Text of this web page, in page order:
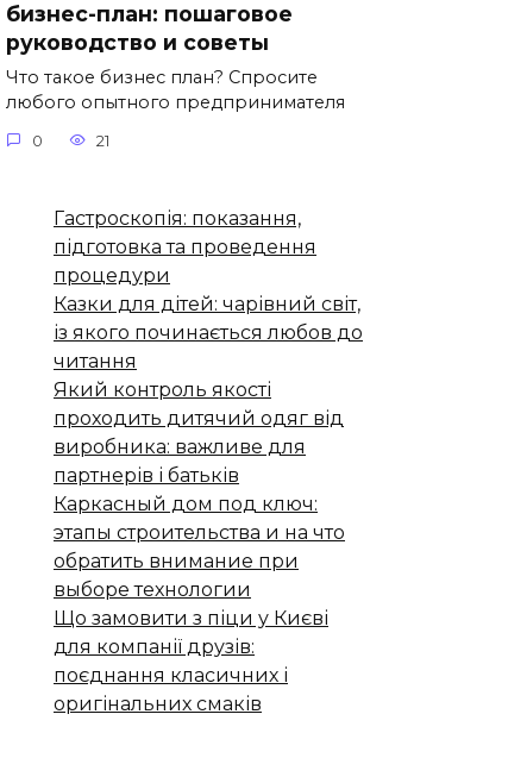
бизнес-план: пошаговое
руководство и советы
Что такое бизнес план? Спросите
любого опытного предпринимателя
0 21
Гастроскопія: показання,
підготовка та проведення
процедури
Казки для дітей: чарівний світ,
із якого починається любов до
читання
Який контроль якості
проходить дитячий одяг від
виробника: важливе для
партнерів і батьків
Каркасный дом под ключ:
этапы строительства и на что
обратить внимание при
выборе технологии
Що замовити з піци у Києві
для компанії друзів:
поєднання класичних і
оригінальних смаків